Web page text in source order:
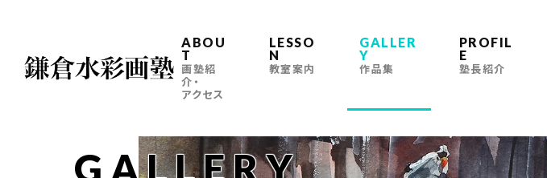
ABOU
T
画塾紹
介・
アクセス
LESSO
N
教室案内
GALLER
Y
作品集
PROFIL
E
塾長紹介
GALLERY